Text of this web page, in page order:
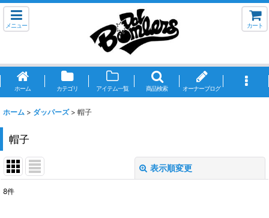
メニュー カート
ホーム カテゴリ アイテム一覧 商品検索 オーナーブログ
ホーム > ダッパーズ > 帽子
帽子
表示順変更
8件